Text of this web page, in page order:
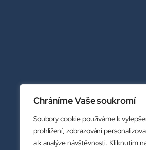
Chráníme Vaše soukromí
Soubory cookie používáme k
prohlížení, zobrazování
a k analýze návštěvnosti. Kliknutím